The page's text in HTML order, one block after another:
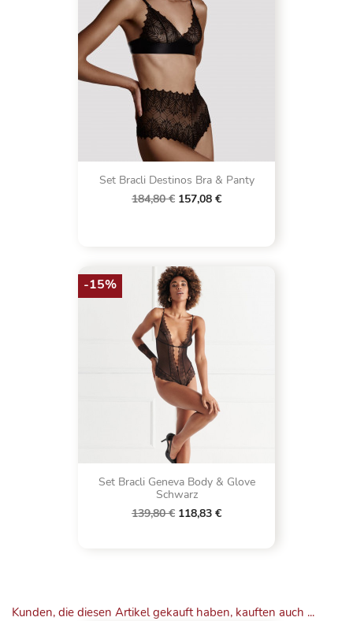
Set Bracli Destinos Bra & Panty
184,80 € 157,08 €
Set Bracli Geneva Body & Glove
Schwarz
139,80 € 118,83 €
-15%
Kunden, die diesen Artikel gekauft haben, kauften auch ...